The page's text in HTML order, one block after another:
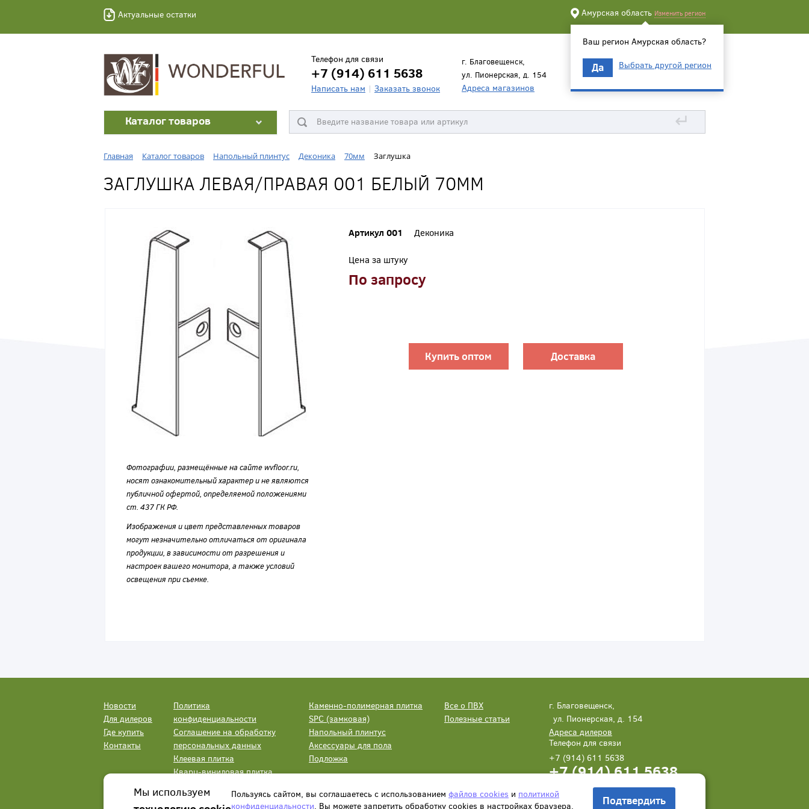
Актуальные остатки Амурская область Изменить регион
Ваш регион Амурская область?
Да Выбрать другой регион
Телефон для связи
+7 (914) 611 5638
Написать нам Заказать звонок
г. Благовещенск,
ул. Пионерская, д. 154
Адреса магазинов
Каталог товаров ↵
Главная Каталог товаров Напольный плинтус Деконика 70мм Заглушка
ЗАГЛУШКА ЛЕВАЯ/ПРАВАЯ 001 БЕЛЫЙ 70ММ
Фотографии, размещённые на сайте wvfloor.ru,
носят ознакомительный характер и не являются
публичной офертой, определяемой положениями
ст. 437 ГК РФ.
Изображения и цвет представленных товаров
могут незначительно отличаться от оригинала
продукции, в зависимости от разрешения и
настроек вашего монитора, а также условий
освещения при съемке.
Артикул 001 Деконика
Цена за штуку
По запросу
Купить оптом Доставка
Новости
Для дилеров
Где купить
Контакты
Политика
конфиденциальности
Соглашение на обработку
персональных данных
Клеевая плитка
Кварц-виниловая плитка
Каменно-полимерная плитка
SPC (замковая)
Напольный плинтус
Аксессуары для пола
Подложка
Все о ПВХ
Полезные статьи
г. Благовещенск,
ул. Пионерская, д. 154
Адреса дилеров
Телефон для связи
+7 (914) 611 5638
+7 (914) 611 5638
Написать нам Заказать звонок
Мы используем
Пользуясь сайтом, вы соглашаетесь с использованием файлов cookies и политикой
конфиденциальности. Вы можете запретить обработку сookies в настройках браузера. Подтвердить